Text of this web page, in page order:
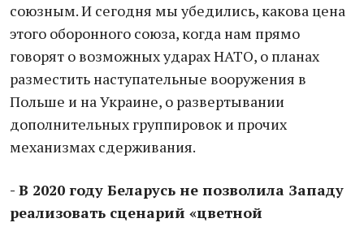
союзным. И сегодня мы убедились, какова цена
этого оборонного союза, когда нам прямо
говорят о возможных ударах НАТО, о планах
разместить наступательные вооружения в
Польше и на Украине, о развертывании
дополнительных группировок и прочих
механизмах сдерживания.
- В 2020 году Беларусь не позволила Западу
реализовать сценарий «цветной